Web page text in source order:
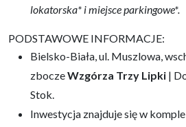
lokatorska* i miejsce parkingowe*.
PODSTAWOWE INFORMACJE:
Bielsko-Biała, ul. Muszlowa,
zboczeWzgórza Trzy Lipki |
Stok.
Inwestycja znajduje się w